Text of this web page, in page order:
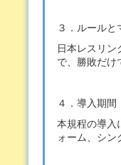
３．ルールと
日本レスリン
で、勝敗だけ
４．導入期間
本規程の導入
ォーム、シン